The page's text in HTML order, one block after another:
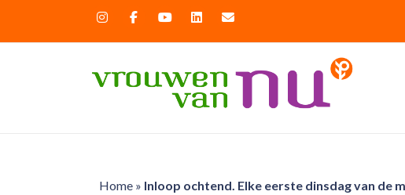
Home» Inloop ochtend. Elke eerste dinsdag van de